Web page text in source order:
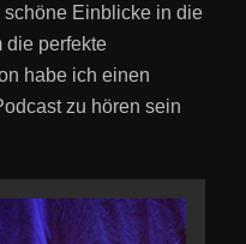
schöne Einblicke in die
die perfekte
habe ich einen
zu hören sein